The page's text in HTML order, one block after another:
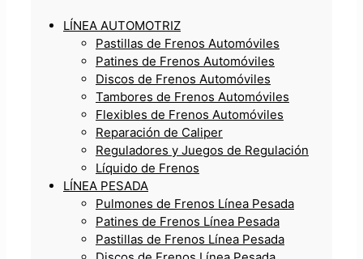
LÍNEA AUTOMOTRIZ
Pastillas de Frenos Automóviles
Patines de Frenos Automóviles
Discos de Frenos Automóviles
Tambores de Frenos Automóviles
Flexibles de Frenos Automóviles
Reparación de Caliper
Reguladores y Juegos de Regulación
Líquido de Frenos
LÍNEA PESADA
Pulmones de Frenos Línea Pesada
Patines de Frenos Línea Pesada
Pastillas de Frenos Línea Pesada